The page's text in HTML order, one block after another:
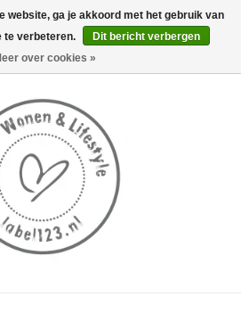
0 Artikelen - €0,00
website, ga je akkoord met het gebruik van
te verbeteren.
Dit bericht verbergen
over cookies »